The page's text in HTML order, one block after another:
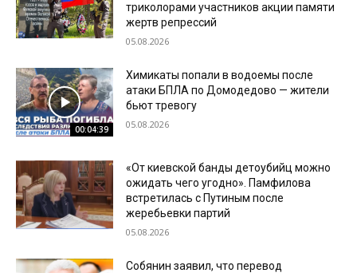
триколорами участников акции памяти
жертв репрессий
05.08.2026
00:04:39
Химикаты попали в водоемы после
атаки БПЛА по Домодедово — жители
бьют тревогу
05.08.2026
«От киевской банды детоубийц можно
ожидать чего угодно». Памфилова
встретилась с Путиным после
жеребьевки партий
05.08.2026
Собянин заявил, что перевод